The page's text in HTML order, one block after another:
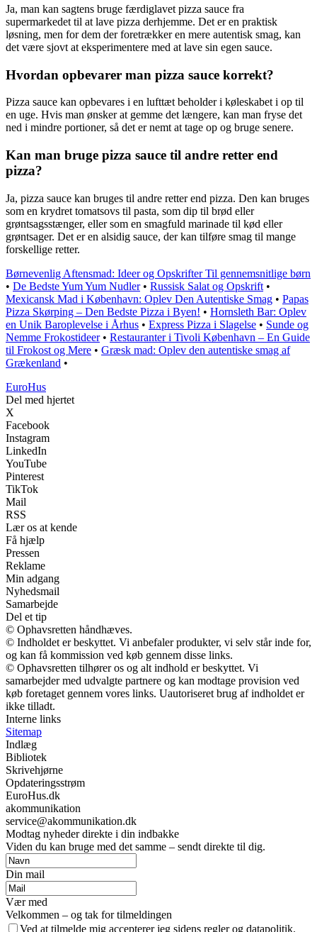
Ja, man kan sagtens bruge færdiglavet pizza sauce fra
supermarkedet til at lave pizza derhjemme. Det er en praktisk
løsning, men for dem der foretrækker en mere autentisk smag, kan
det være sjovt at eksperimentere med at lave sin egen sauce.
Hvordan opbevarer man pizza sauce korrekt?
Pizza sauce kan opbevares i en lufttæt beholder i køleskabet i op til
en uge. Hvis man ønsker at gemme det længere, kan man fryse det
ned i mindre portioner, så det er nemt at tage op og bruge senere.
Kan man bruge pizza sauce til andre retter end
pizza?
Ja, pizza sauce kan bruges til andre retter end pizza. Den kan bruges
som en krydret tomatsovs til pasta, som dip til brød eller
grøntsagsstænger, eller som en smagfuld marinade til kød eller
grøntsager. Det er en alsidig sauce, der kan tilføre smag til mange
forskellige retter.
Børnevenlig Aftensmad: Ideer og Opskrifter Til gennemsnitlige børn
• De Bedste Yum Yum Nudler• Russisk Salat og Opskrift •
Mexicansk Mad i København: Oplev Den Autentiske Smag • Papas
Pizza Skørping – Den Bedste Pizza i Byen! • Hornsleth Bar: Oplev
en Unik Baroplevelse i Århus • Express Pizza i Slagelse • Sunde og
Nemme Frokostideer• Restauranter i Tivoli København – En Guide
til Frokost og Mere • Græsk mad: Oplev den autentiske smag af
Grækenland •
EuroHus
Del med hjertet
X
Facebook
Instagram
LinkedIn
YouTube
Pinterest
TikTok
Mail
RSS
Lær os at kende
Få hjælp
Pressen
Reklame
Min adgang
Nyhedsmail
Samarbejde
Del et tip
© Ophavsretten håndhæves.
© Indholdet er beskyttet. Vi anbefaler produkter, vi selv står inde for,
og kan få kommission ved køb gennem disse links.
© Ophavsretten tilhører os og alt indhold er beskyttet. Vi
samarbejder med udvalgte partnere og kan modtage provision ved
køb foretaget gennem vores links. Uautoriseret brug af indholdet er
ikke tilladt.
Interne links
Sitemap
Indlæg
Bibliotek
Skrivehjørne
Opdateringsstrøm
EuroHus.dk
akommunikation
service@akommunikation.dk
Modtag nyheder direkte i din indbakke
Viden du kan bruge med det samme – sendt direkte til dig.
Din mail
Vær med
Velkommen – og tak for tilmeldingen
Ved at tilmelde mig accepterer jeg sidens regler og datapolitik.